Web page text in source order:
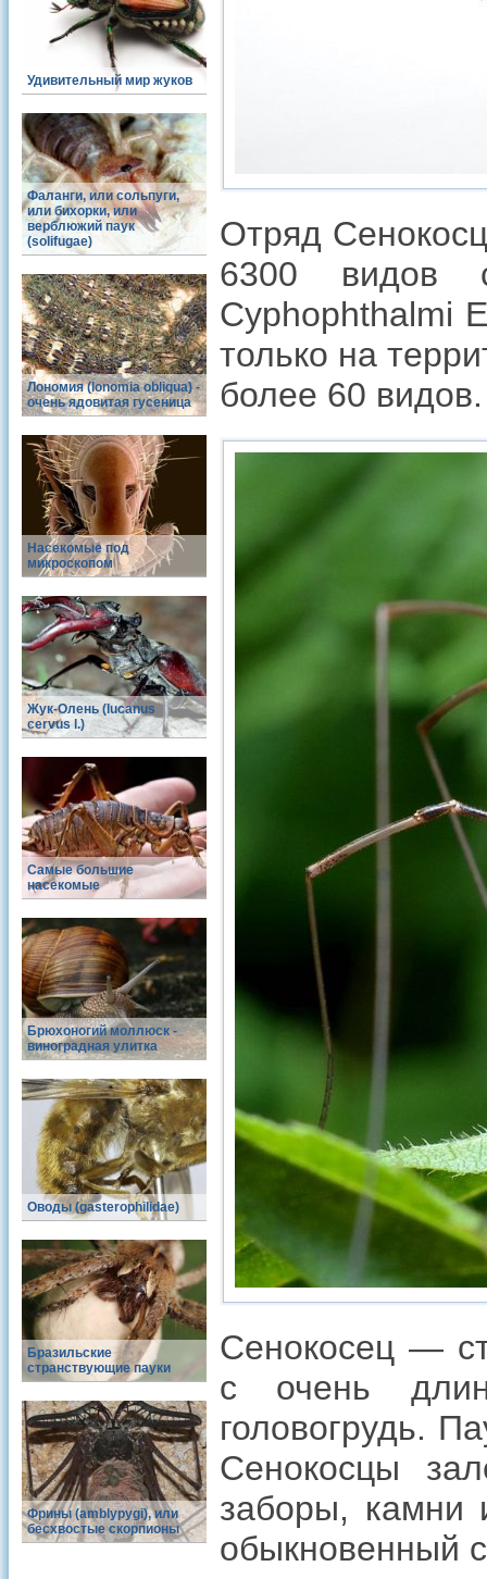
Удивительный мир жуков
Фаланги, или сольпуги,
или бихорки, или
верблюжий паук
(solifugae)
Лономия (lonomia obliqua) -
очень ядовитая гусеница
Насекомые под
микроскопом
Жук-Олень (lucanus
cervus l.)
Самые большие
насекомые
Брюхоногий моллюск -
виноградная улитка
Оводы (gasterophilidae)
Бразильские
странствующие пауки
Фрины (amblypygi), или
бесхвостые скорпионы
Отряд
6300 видов
Cyphophthalmi
только на
более 60 видов.
Сенокосец —
с очень
головогрудь.
Сенокосцы
заборы,
обыкновенный